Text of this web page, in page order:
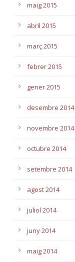
maig 2015
abril 2015
març 2015
febrer 2015
gener 2015
desembre 2014
novembre 2014
octubre 2014
setembre 2014
agost 2014
juliol 2014
juny 2014
maig 2014